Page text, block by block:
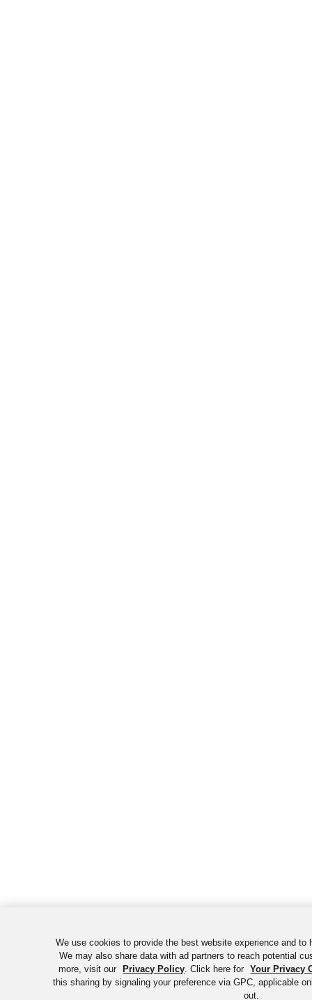
We use cookies to provide the best website experience and to
We may also share data with ad partners to reach potential
more, visit our
Privacy Policy. Click here for
Your Privacy
this sharing by signaling your preference via GPC, applicable
out.